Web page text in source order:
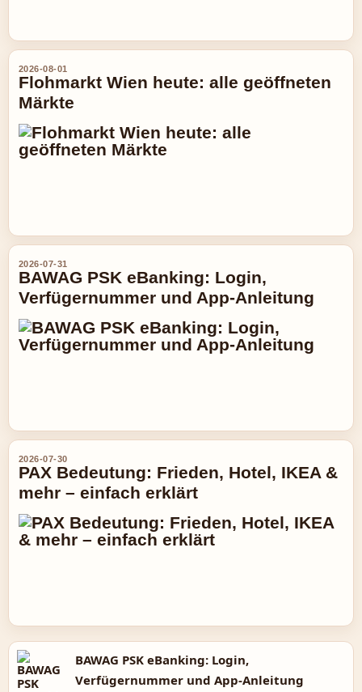
2026-08-01
Flohmarkt Wien heute: alle geöffneten
Märkte
2026-07-31
BAWAG PSK eBanking: Login,
Verfügernummer und App-Anleitung
2026-07-30
PAX Bedeutung: Frieden, Hotel, IKEA &
mehr – einfach erklärt
BAWAG PSK eBanking: Login,
Verfügernummer und App-Anleitung